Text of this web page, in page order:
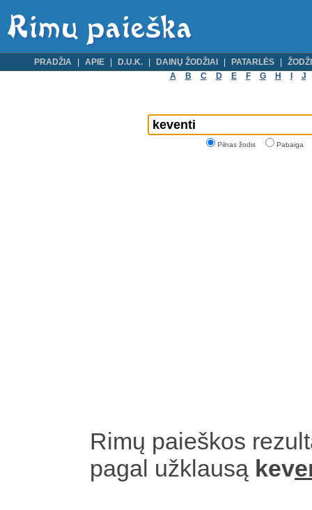
PRADŽIA APIE D.U.K. DAINŲ ŽODŽIAI PATARLĖS
A
B C D E F G H J
Pilnas žodis Pabaiga
Rimų paieškos
pagal užklausą kev